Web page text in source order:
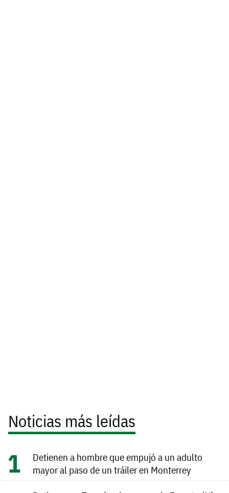
Noticias más leídas
Detienen a hombre que empujó a un adulto
mayor al paso de un tráiler en Monterrey